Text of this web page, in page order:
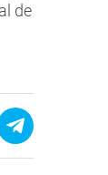
de